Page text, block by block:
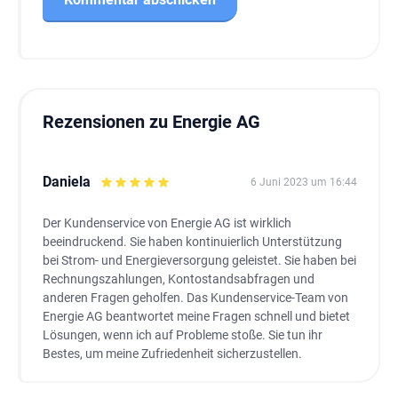
Rezensionen zu Energie AG
Daniela 6 Juni 2023 um 16:44
Der Kundenservice von Energie AG ist wirklich
beeindruckend. Sie haben kontinuierlich Unterstützung
bei Strom- und Energieversorgung geleistet. Sie haben bei
Rechnungszahlungen, Kontostandsabfragen und
anderen Fragen geholfen. Das Kundenservice-Team von
Energie AG beantwortet meine Fragen schnell und bietet
Lösungen, wenn ich auf Probleme stoße. Sie tun ihr
Bestes, um meine Zufriedenheit sicherzustellen.